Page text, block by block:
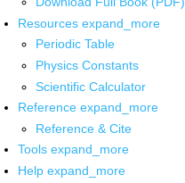
Resources expand_more
Periodic Table
Physics Constants
Scientific Calculator
Reference expand_more
Reference & Cite
Tools expand_more
Help expand_more